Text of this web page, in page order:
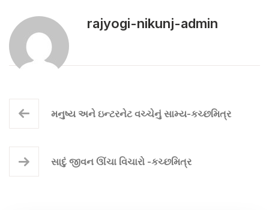
rajyogi-nikunj-admin
મનુષ્ય અને ઇન્ટરનેટ વચ્ચેનું સામ્ય-કચ્છમિત્ર
સાદું જીવન ઊંચા વિચારો -કચ્છમિત્ર